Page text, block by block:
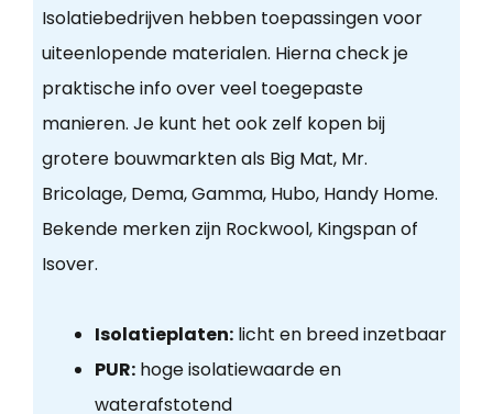
Isolatiebedrijven hebben toepassingen voor
uiteenlopende materialen. Hierna check je
praktische info over veel toegepaste
manieren. Je kunt het ook zelf kopen bij
grotere bouwmarkten als Big Mat, Mr.
Bricolage, Dema, Gamma, Hubo, Handy Home.
Bekende merken zijn Rockwool, Kingspan of
Isover.
Isolatieplaten:licht en breed inzetbaar
PUR:hoge isolatiewaarde en
waterafstotend